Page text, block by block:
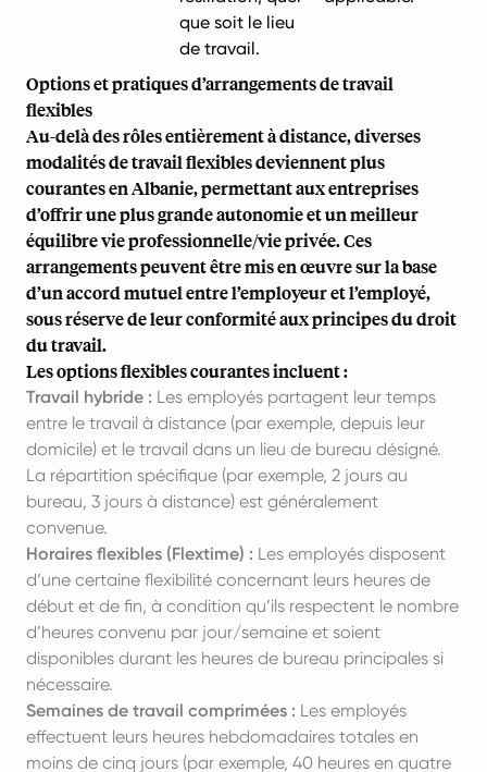
que soit le lieu
de travail.
Options et pratiques d’arrangements de travail
flexibles
Au-delà des rôles entièrement à distance, diverses
modalités de travail flexibles deviennent plus
courantes en Albanie, permettant aux entreprises
d’offrir une plus grande autonomie et un meilleur
équilibre vie professionnelle/vie privée. Ces
arrangements peuvent être mis en œuvre sur la base
d’un accord mutuel entre l’employeur et l’employé,
sous réserve de leur conformité aux principes du droit
du travail.
Les options flexibles courantes incluent :
Travail hybride : Les employés partagent leur temps
entre le travail à distance (par exemple, depuis leur
domicile) et le travail dans un lieu de bureau désigné.
La répartition spécifique (par exemple, 2 jours au
bureau, 3 jours à distance) est généralement
convenue.
Horaires flexibles (Flextime) : Les employés disposent
d’une certaine flexibilité concernant leurs heures de
début et de fin, à condition qu’ils respectent le nombre
d’heures convenu par jour/semaine et soient
disponibles durant les heures de bureau principales si
nécessaire.
Semaines de travail comprimées : Les employés
effectuent leurs heures hebdomadaires totales en
moins de cinq jours (par exemple, 40 heures en quatre